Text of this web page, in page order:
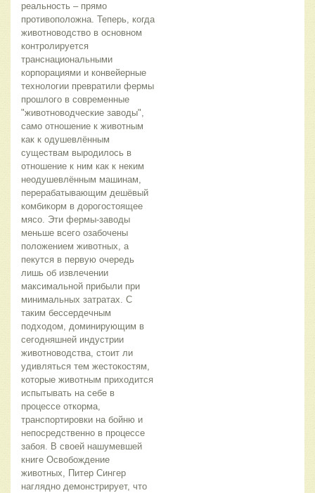
реальность – прямо
противоположна. Теперь, когда
животноводство в основном
контролируется
транснациональными
корпорациями и конвейерные
технологии превратили фермы
прошлого в современные
"животноводческие заводы",
само отношение к животным
как к одушевлённым
существам выродилось в
отношение к ним как к неким
неодушевлённым машинам,
перерабатывающим дешёвый
комбикорм в дорогостоящее
мясо. Эти фермы-заводы
меньше всего озабочены
положением животных, а
пекутся в первую очередь
лишь об извлечении
максимальной прибыли при
минимальных затратах. С
таким бессердечным
подходом, доминирующим в
сегодняшней индустрии
животноводства, стоит ли
удивляться тем жестокостям,
которые животным приходится
испытывать на себе в
процессе откорма,
транспортировки на бойню и
непосредственно в процессе
забоя. В своей нашумевшей
книге Освобождение
животных, Питер Сингер
наглядно демонстрирует, что